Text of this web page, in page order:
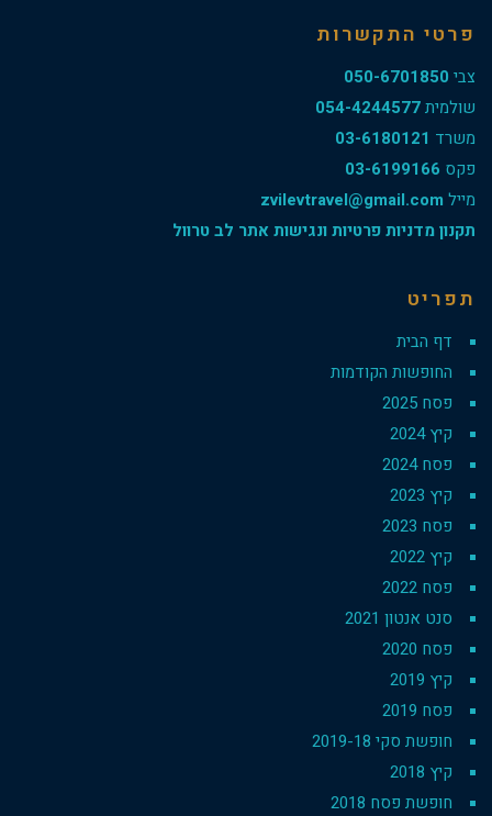
פרטי התקשרות
צבי 050-6701850
שולמית054-4244577
משרד 03-6180121
פקס 03-6199166
מייל zvilevtravel@gmail.com
תקנון מדניות פרטיות ונגישות אתר לב טרוול
תפריט
דף הבית
החופשות הקודמות
פסח 2025
קיץ 2024
פסח 2024
קיץ 2023
פסח 2023
קיץ 2022
פסח 2022
סנט אנטון 2021
פסח 2020
קיץ 2019
פסח 2019
חופשת סקי 2019-18
קיץ 2018
חופשת פסח 2018